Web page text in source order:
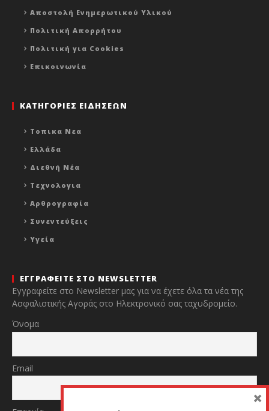
Αποστολή Ενημερωτικού Υλικού
Πολιτική Απορρήτου
Πολιτική για Cookies
Επικοινωνία
ΚΑΤΗΓΟΡΙΕΣ ΕΙΔΗΣΕΩΝ
Τοπικα Νεα
Ελλάδα
Διεθνή Νέα
Τεχνολογια
Αρθρογραφία
Συνεντεύξεις
Υγεία
ΕΓΓΡΑΦΕΙΤΕ ΣΤΟ NEWSLETTER
Εγγραφείτε στο Newsletter μας για να έχετε όλα τα νέα της
Ασφαλιστικής Αγοράς στο Ηλεκτρονικό σας ταχυδρομείο.
Όνομα
Email
×